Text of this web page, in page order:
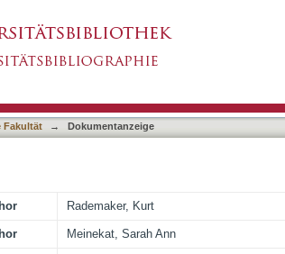
evaluation of fuels and
Fakultät → Dokumentanzeige
Rademaker, Kurt
Meinekat, Sarah Ann